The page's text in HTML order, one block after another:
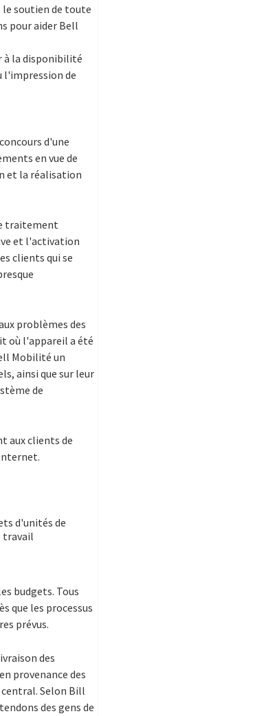
soutien de toute
pour aider Bell
à la disponibilité
l'impression de
d'une
en vue de
et la réalisation
traitement
et l'activation
clients qui se
problèmes des
où l'appareil a été
Mobilité un
ainsi que sur leur
de
aux clients de
d'unités de
travail
budgets. Tous
que les processus
prévus.
des
provenance des
Selon Bill
des gens de